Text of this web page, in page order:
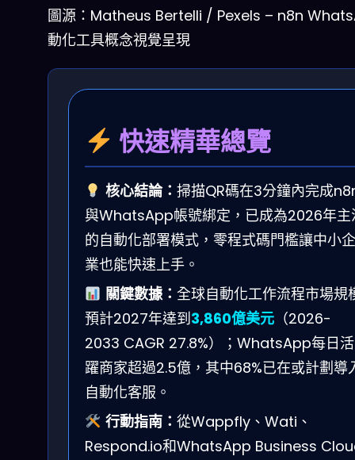
圖源：Matheus Bertelli / Pexels – n8n
動化工具概念視覺呈現
快速精華總覽
核心結論： 掃描QR碼在3分鐘內完成
與WhatsApp帳號綁定，已成為2026年主
的自動化部署模式，零程式碼門檻讓中小企
業也能快速上手。
關鍵數據： 全球自動化工作流程市場規
預計2027年達到3,860億美元 （2026-
2033 CAGR 27.8%）；WhatsApp每日活
躍商家超過2.5億，其中68%已在或計劃導
自動化客服。
行動指南： 從Wappfly、Wati、
Respond.io和WhatsApp Business